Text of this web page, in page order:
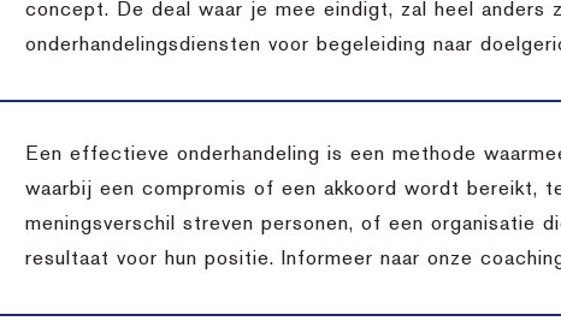
concept. De deal waar je mee eindigt, zal heel anders
onderhandelingsdiensten voor begeleiding naar
Een effectieve onderhandeling is een methode
waarbij een compromis of een akkoord wordt bereikt,
meningsverschil streven personen, of een organisatie
resultaat voor hun positie. Informeer naar onze